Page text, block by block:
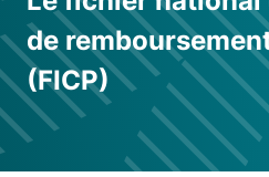
de
(FICP)